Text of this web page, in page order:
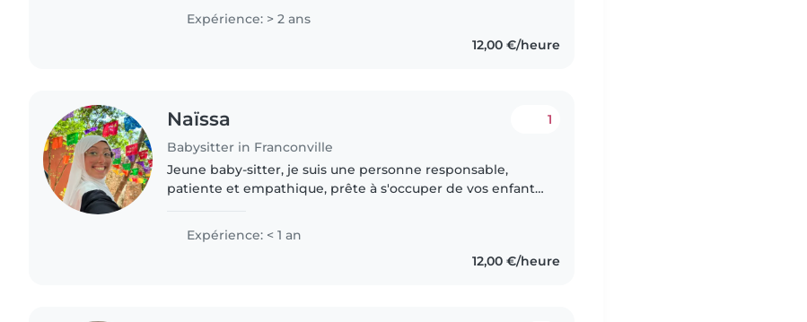
souhaite en..
Expérience: > 2 ans
12,00 €/heure
Naïssa
Babysitter in Franconville
1
Jeune baby-sitter, je suis une personne responsable,
patiente et empathique, prête à s'occuper de vos enfants
de connaissances..
Expérience: < 1 an
12,00 €/heure